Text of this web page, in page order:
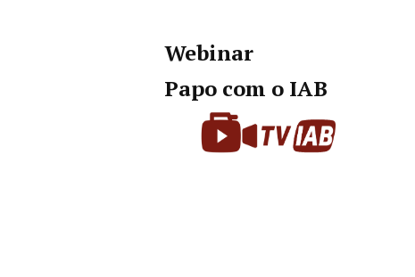
Webinar
Papo com o IAB